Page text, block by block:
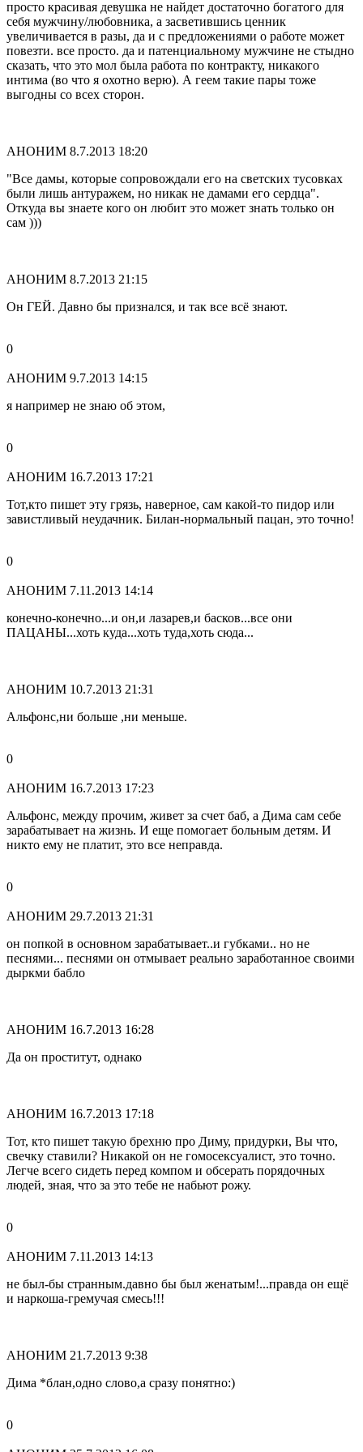
просто красивая девушка не найдет достаточно богатого для
себя мужчину/любовника, а засветившись ценник
увеличивается в разы, да и с предложениями о работе может
повезти. все просто. да и патенциальному мужчине не стыдно
сказать, что это мол была работа по контракту, никакого
интима (во что я охотно верю). А геем такие пары тоже
выгодны со всех сторон.
АНОНИМ 8.7.2013 18:20
"Все дамы, которые сопровождали его на светских тусовках
были лишь антуражем, но никак не дамами его сердца".
Откуда вы знаете кого он любит это может знать только он
сам )))
АНОНИМ 8.7.2013 21:15
Он ГЕЙ. Давно бы признался, и так все всё знают.
0
АНОНИМ 9.7.2013 14:15
я например не знаю об этом,
0
АНОНИМ 16.7.2013 17:21
Тот,кто пишет эту грязь, наверное, сам какой-то пидор или
завистливый неудачник. Билан-нормальный пацан, это точно!
0
АНОНИМ 7.11.2013 14:14
конечно-конечно...и он,и лазарев,и басков...все они
ПАЦАНЫ...хоть куда...хоть туда,хоть сюда...
АНОНИМ 10.7.2013 21:31
Альфонс,ни больше ,ни меньше.
0
АНОНИМ 16.7.2013 17:23
Альфонс, между прочим, живет за счет баб, а Дима сам себе
зарабатывает на жизнь. И еще помогает больным детям. И
никто ему не платит, это все неправда.
0
АНОНИМ 29.7.2013 21:31
он попкой в основном зарабатывает..и губками.. но не
песнями... песнями он отмывает реально заработанное своими
дыркми бабло
АНОНИМ 16.7.2013 16:28
Да он проститут, однако
АНОНИМ 16.7.2013 17:18
Тот, кто пишет такую брехню про Диму, придурки, Вы что,
свечку ставили? Никакой он не гомосексуалист, это точно.
Легче всего сидеть перед компом и обсерать порядочных
людей, зная, что за это тебе не набьют рожу.
0
АНОНИМ 7.11.2013 14:13
не был-бы странным.давно бы был женатым!...правда он ещё
и наркоша-гремучая смесь!!!
АНОНИМ 21.7.2013 9:38
Дима *блан,одно слово,а сразу понятно:)
0